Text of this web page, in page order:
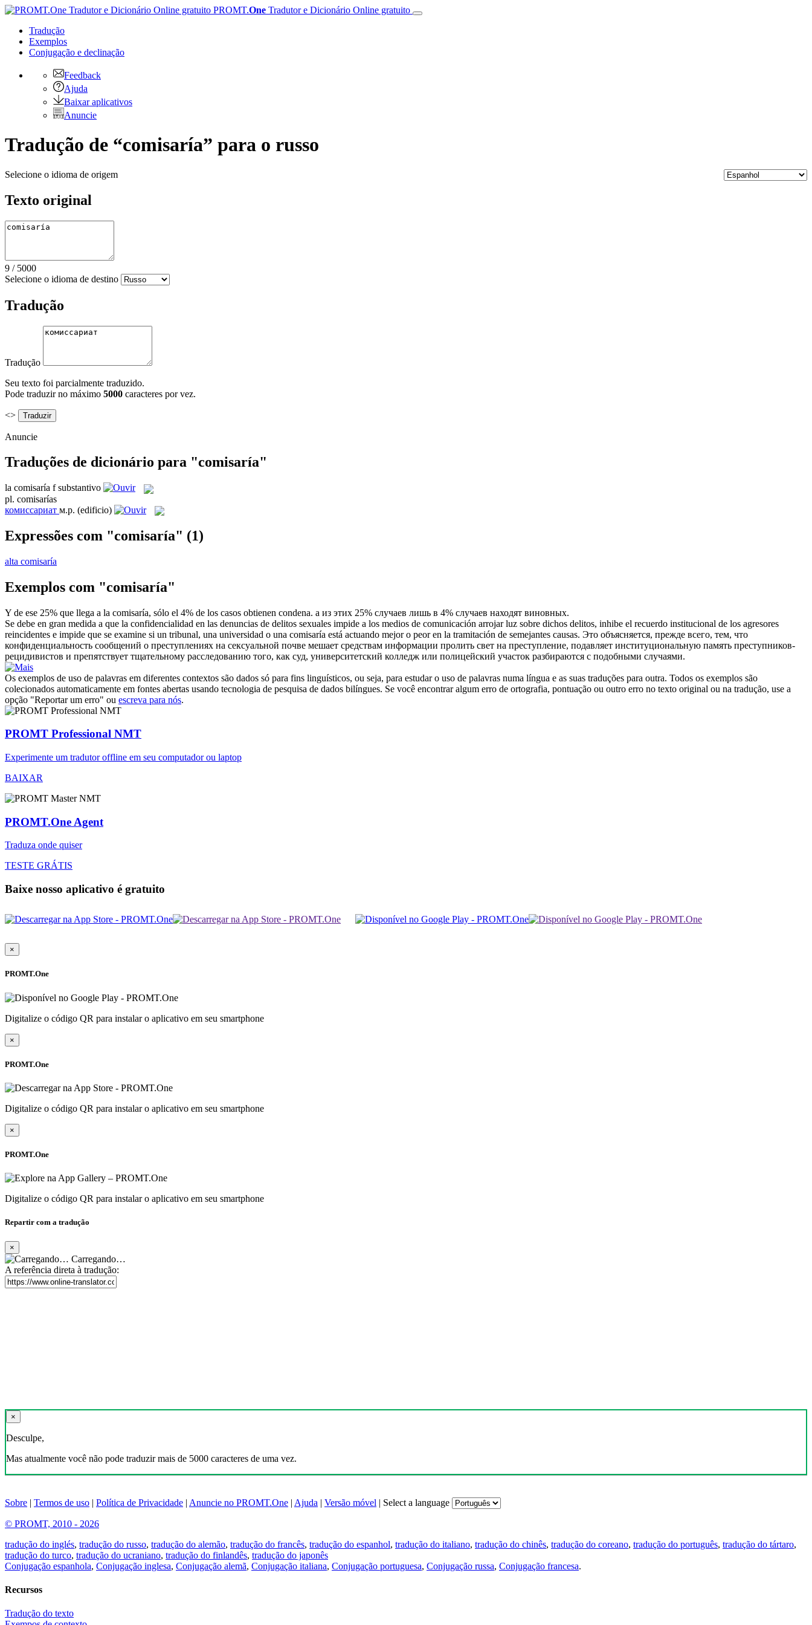
PROMT.One Tradutor e Dicionário Online gratuito
Tradução
Exemplos
Conjugação e declinação
Feedback
Ajuda
Baixar aplicativos
Anuncie
Tradução de “comisaría” para o russo
Selecione o idioma de origem
Texto original
9 / 5000
Selecione o idioma de destino
Tradução
Tradução
Seu texto foi parcialmente traduzido.
Pode traduzir no máximo 5000 caracteres por vez.
<>
Anuncie
Traduções de dicionário para "comisaría"
la comisaría f substantivo
pl. comisarías
комиссариат м.р. (edificio)
Expressões com "comisaría" (1)
alta comisaría
Exemplos com "comisaría"
Y de ese 25% que llega a la comisaría, sólo el 4% de los casos obtienen condena. а из этих 25% случаев лишь в 4% случаев находят виновных.
Se debe en gran medida a que la confidencialidad en las denuncias de delitos sexuales impide a los medios de comunicación arrojar luz sobre dichos delitos, inhibe el recuerdo institucional de los agresores
reincidentes e impide que se examine si un tribunal, una universidad o una comisaría está actuando mejor o peor en la tramitación de semejantes causas. Это объясняется, прежде всего, тем, что
конфиденциальность сообщений о преступлениях на сексуальной почве мешает средствам информации пролить свет на преступление, подавляет институциональную память преступников-
рецидивистов и препятствует тщательному расследованию того, как суд, университетский колледж или полицейский участок разбираются с подобными случаями.
Os exemplos de uso de palavras em diferentes contextos são dados só para fins linguísticos, ou seja, para estudar o uso de palavras numa língua e as suas traduções para outra. Todos os exemplos são
colecionados automaticamente em fontes abertas usando tecnologia de pesquisa de dados bilíngues. Se você encontrar algum erro de ortografia, pontuação ou outro erro no texto original ou na tradução, use a
opção "Reportar um erro" ou escreva para nós.
PROMT Professional NMT
Experimente um tradutor offline em seu computador ou laptop
BAIXAR
PROMT.One Agent
Traduza onde quiser
TESTE GRÁTIS
Baixe nosso aplicativo é gratuito
×
PROMT.One
Digitalize o código QR para instalar o aplicativo em seu smartphone
×
PROMT.One
Digitalize o código QR para instalar o aplicativo em seu smartphone
×
PROMT.One
Digitalize o código QR para instalar o aplicativo em seu smartphone
Repartir com a tradução
×
Carregando…
A referência direta à tradução:
×
Desculpe,
Mas atualmente você não pode traduzir mais de 5000 caracteres de uma vez.
Sobre | Termos de uso | Política de Privacidade | Anuncie no PROMT.One | Ajuda | Versão móvel | Select a language
© PROMT, 2010 - 2026
tradução do inglés, tradução do russo, tradução do alemão, tradução do francês, tradução do espanhol, tradução do italiano, tradução do chinês, tradução do coreano, tradução do português, tradução do tártaro,
tradução do turco, tradução do ucraniano, tradução do finlandês, tradução do japonês
Conjugação espanhola, Conjugação inglesa, Conjugação alemã, Conjugação italiana, Conjugação portuguesa, Conjugação russa, Conjugação francesa.
Recursos
Tradução do texto